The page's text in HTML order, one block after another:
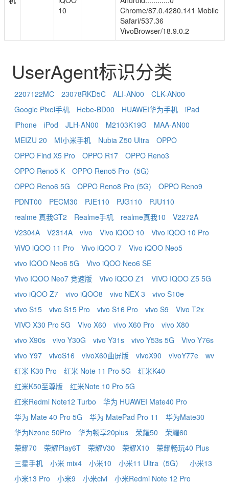
10
Chrome/87.0.4280.141 Mobile
Safari/537.36
VivoBrowser/18.9.0.2
UserAgent标识分类
2207122MC 23078RKD5C ALI-AN00
CLK-AN00
Google Pixel手机
Hebe-BD00 HUAWEI华为手机
iPad
iPhone
iPod JLH-AN00 M2103K19G
MAA-AN00
MEIZU 20
MI小米手机 Nubia Z50 Ultra
OPPO
OPPO Find X5 Pro
OPPO R17
OPPO Reno3
OPPO Reno5 K
OPPO Reno5 Pro（5G）
OPPO Reno6 5G
OPPO Reno8 Pro (5G)
OPPO Reno9
PDNT00
PECM30 PJE110 PJG110
PJU110
realme 真我GT2
Realme手机 realme真我10
V2272A
V2304A
V2314A vivo Vivo iQOO 10
Vivo iQOO 10 Pro
ViVO iQOO 11 Pro
Vivo iQOO 7
Vivo iQOO Neo5
vivo IQOO Neo6 5G
Vivo iQOO Neo6 SE
Vivo IQOO Neo7 竞速版
Vivo iQOO Z1
VIVO IQOO Z5 5G
vivo iQOO Z7
vivo iQOO8 vivo NEX 3
vivo S10e
vivo S15
vivo S15 Pro vivo S16 Pro vivo S9
Vivo T2x
VIVO X30 Pro 5G
Vivo X60 vivo X60 Pro
vivo X80
vivo X90s
vivo Y30G vivo Y31s vivo Y53s 5G
Vivo Y76s
vivo Y97
vivoS16 vivoX60曲屏版 vivoX90 vivoY77e
wv
红米 K30 Pro
红米 Note 11 Pro 5G
红米K40
红米K50至尊版
红米Note 10 Pro 5G
红米Redmi Note12 Turbo
华为 HUAWEI Mate40 Pro
华为 Mate 40 Pro 5G
华为 MatePad Pro 11
华为Mate30
华为Nzone 50Pro
华为畅享20plus 荣耀50
荣耀60
荣耀70
荣耀Play6T 荣耀V30 荣耀X10
荣耀畅玩40 Plus
三星手机
小米 mix4 小米10 小米11 Ultra（5G）
小米13
小米13 Pro
小米9 小米civi 小米Redmi Note 12 Pro